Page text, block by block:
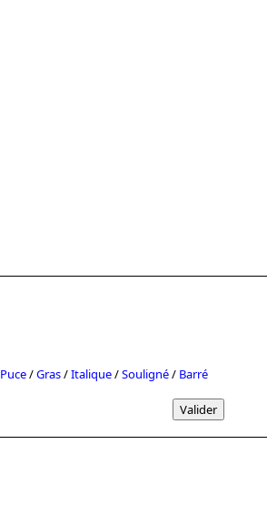
Puce/Gras/Italique/Souligné/ Barré